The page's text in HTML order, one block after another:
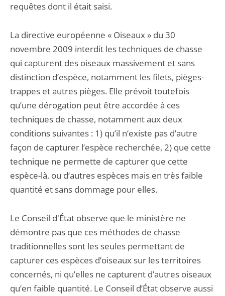
requêtes dont il était saisi.
La directive européenne « Oiseaux » du 30
novembre 2009 interdit les techniques de chasse
qui capturent des oiseaux massivement et sans
distinction d’espèce, notamment les filets, pièges-
trappes et autres pièges. Elle prévoit toutefois
qu’une dérogation peut être accordée à ces
techniques de chasse, notamment aux deux
conditions suivantes : 1) qu’il n’existe pas d’autre
façon de capturer l’espèce recherchée, 2) que cette
technique ne permette de capturer que cette
espèce-là, ou d’autres espèces mais en très faible
quantité et sans dommage pour elles.
Le Conseil d'État observe que le ministère ne
démontre pas que ces méthodes de chasse
traditionnelles sont les seules permettant de
capturer ces espèces d’oiseaux sur les territoires
concernés, ni qu’elles ne capturent d’autres oiseaux
qu’en faible quantité. Le Conseil d’État observe aussi